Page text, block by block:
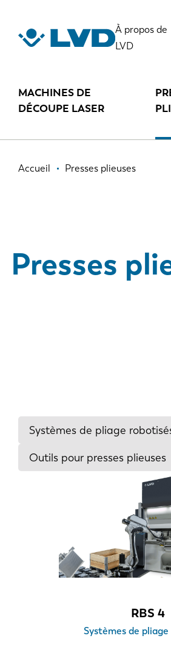
contenu
À propos de
LVD
MACHINES DE
DÉCOUPE LASER
Fil
Accueil Presses plieuses
Presses
Systèmes de pliage
Outils pour presses plieuses
135-220
220-640
Épaisseur du matériau
RBS 4
Systèmes de